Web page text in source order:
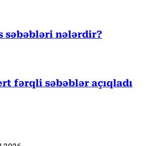
səbəbləri nələrdir?
fərqli səbəblər açıqladı